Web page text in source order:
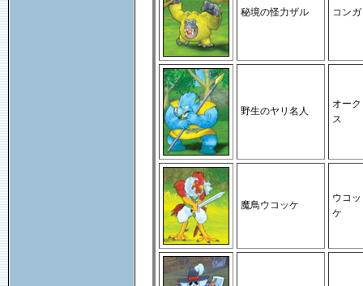
秘境の怪力ザル コンガ
野生のヤリ名人
オーク
ス
魔鳥ウコッケ
ウコッ
ケ